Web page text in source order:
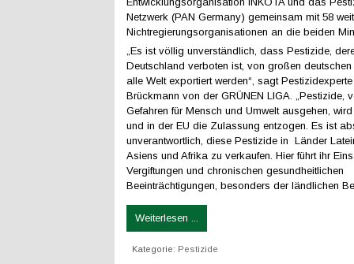
Netzwerk (PAN Germany) gemeinsam mit 58
Nichtregierungsorganisationen an die beiden
„Es ist völlig unverständlich, dass Pestizide,
Deutschland verboten ist, von großen deutschen
alle Welt exportiert werden“, sagt
Brückmann von der GRÜNEN LIGA. „Pestizide,
Gefahren für Mensch und Umwelt ausgehen,
und in der EU die Zulassung entzogen. Es ist
unverantwortlich, diese Pestizide in Länder
Asiens und Afrika zu verkaufen. Hier führt ihr
Vergiftungen und chronischen gesundheitlichen
Beeinträchtigungen, besonders der ländlichen
Weiterlesen ...
Kategorie: Pestizide